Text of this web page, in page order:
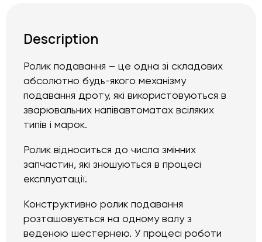
Description
Ролик подавання – це одна зі складових
абсолютно будь-якого механізму
подавання дроту, які використовуються в
зварювальних напівавтоматах всіляких
типів і марок.
Ролик відноситься до числа змінних
запчастин, які зношуються в процесі
експлуатації.
Конструктивно ролик подавання
розташовується на одному валу з
веденою шестернею. У процесі роботи